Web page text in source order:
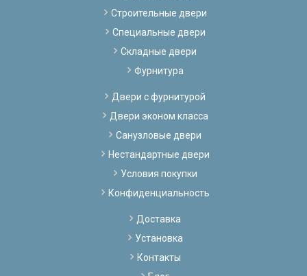
Строительные двери
Специальные двери
Складные двери
Фурнитура
Двери с фурнитурой
Двери эконом класса
Санузловые двери
Нестандартные двери
Условия покупки
Конфиденциальность
Доставка
Установка
Контакты